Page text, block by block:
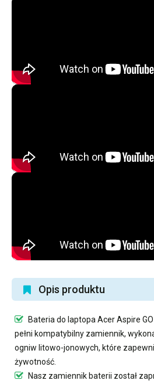
Opis produktu
Bateria do laptopa Acer Aspire
pełni kompatybilny zamiennik,
ogniw litowo-jonowych, które
żywotność.
Nasz zamiennik baterii został